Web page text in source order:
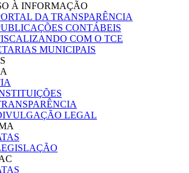
À INFORMAÇÃO
DA TRANSPARÊNCIA
CONTÁBEIS
COM O TCE
MUNICIPAIS
LEGAL